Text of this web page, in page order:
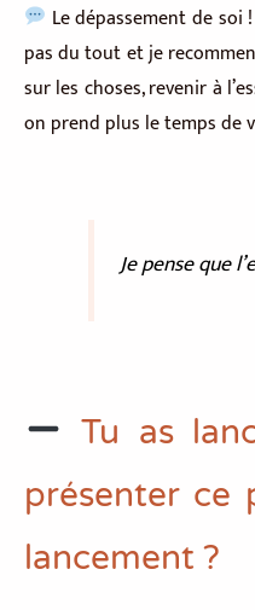
Le dépassement de soi !
pas du tout et je
sur les choses, revenir à
on prend plus le temps de
Je pense que
Tu as
présenter ce
lancement ?